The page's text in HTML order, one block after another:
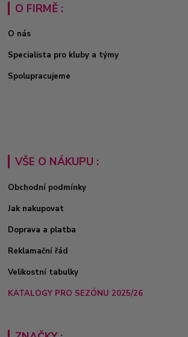
O FIRMĚ :
O nás
Specialista pro kluby a týmy
Spolupracujeme
VŠE O NÁKUPU :
Obchodní podmínky
Jak nakupovat
Doprava a platba
Reklamační řád
Velikostní tabulky
KATALOGY PRO SEZÓNU 2025/26